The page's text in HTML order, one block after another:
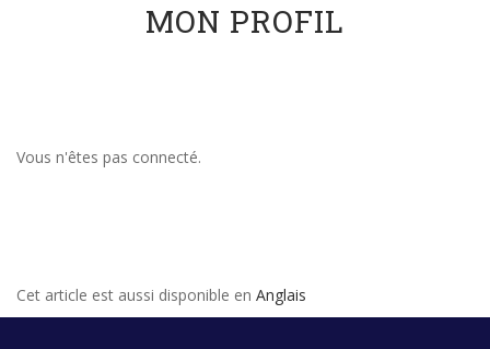
MON PROFIL
Vous n'êtes pas connecté.
Cet article est aussi disponible en Anglais